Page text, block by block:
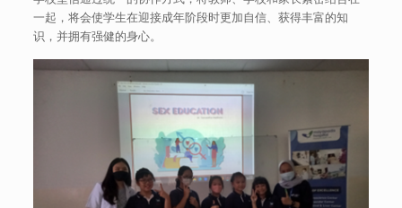
一起，将会使学生在迎接成年阶段时更加自信、获得丰富的知
识，并拥有强健的身心。